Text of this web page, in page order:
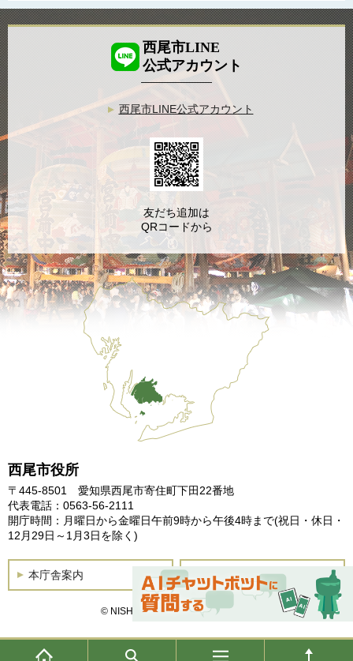
西尾市役所
〒445-8501 愛知県西尾市寄住町下田22番地
代表電話：0563-56-2111
開庁時間：月曜日から金曜日午前9時から午後4時まで(祝日・休日・
12月29日～1月3日を除く)
本庁舎案内 土曜開庁
© NISHIO City, All Rights Reserved.
西尾市LINE
公式アカウント
西尾市LINE公式アカウント
友だち追加は
QRコードから